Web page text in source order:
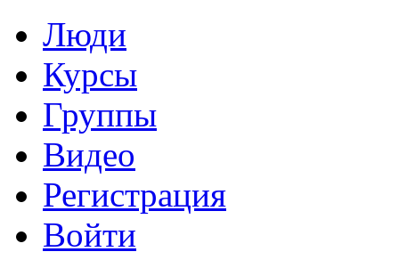
Люди
Курсы
Группы
Видео
Регистрация
Войти